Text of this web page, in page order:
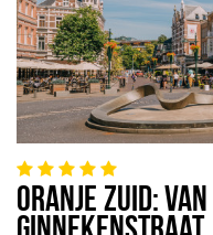
ORANJE ZUID:
GINNEKENSTRAAT